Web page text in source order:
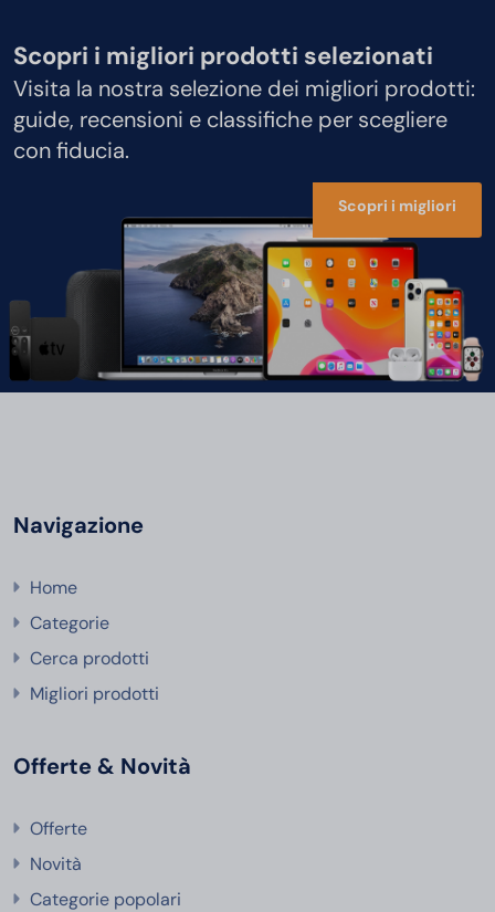
Scopri i migliori prodotti selezionati
Visita la nostra selezione dei migliori prodotti:
guide, recensioni e classifiche per scegliere
con fiducia.
Scopri i migliori
Navigazione
Home
Categorie
Cerca prodotti
Migliori prodotti
Offerte & Novità
Offerte
Novità
Categorie popolari